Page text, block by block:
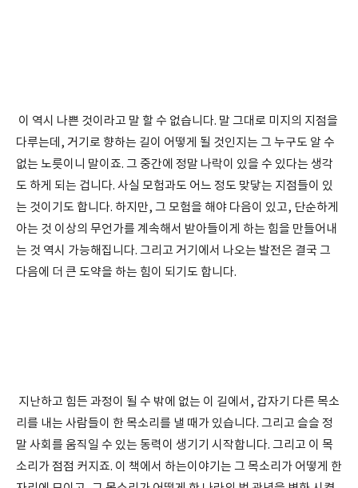
이 역시 나쁜 것이라고 말 할 수 없습니다. 말 그대로 미지의 지점을
다루는데, 거기로 향하는 길이 어떻게 될 것인지는 그 누구도 알 수
없는 노릇이니 말이죠. 그 중간에 정말 나락이 있을 수 있다는 생각
도 하게 되는 겁니다. 사실 모험과도 어느 정도 맞닿는 지점들이 있
는 것이기도 합니다. 하지만, 그 모험을 해야 다음이 있고, 단순하게
아는 것 이상의 무언가를 계속해서 받아들이게 하는 힘을 만들어내
는 것 역시 가능해집니다. 그리고 거기에서 나오는 발전은 결국 그
다음에 더 큰 도약을 하는 힘이 되기도 합니다.
지난하고 힘든 과정이 될 수 밖에 없는 이 길에서, 갑자기 다른 목소
리를 내는 사람들이 한 목소리를 낼 때가 있습니다. 그리고 슬슬 정
말 사회를 움직일 수 있는 동력이 생기기 시작합니다. 그리고 이 목
소리가 점점 커지죠. 이 책에서 하는이야기는 그 목소리가 어떻게 한